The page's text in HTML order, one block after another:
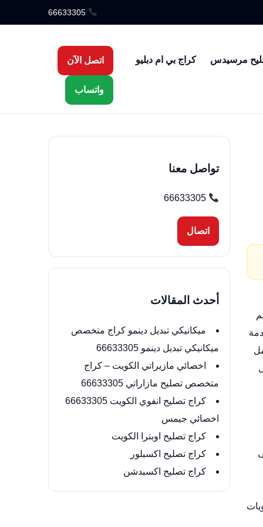
66633305
مرسيدس كراج بي ام دبليو اتصل الآن
واتساب
تواصل معنا
66633305
اتصال
أحدث المقالات
ميكانيكي تبديل دينمو كراج متخصص
ميكانيكي تبديل دينمو 66633305
اخصائي مازيراتي الكويت – كراج
متخصص تصليح مازاراتي 66633305
كراج تصليح انفوي الكويت 66633305
اخصائي جيمس
كراج تصليح اوبترا الكويت
كراج تصليح اكسبلور
كراج تصليح اكسبدشن